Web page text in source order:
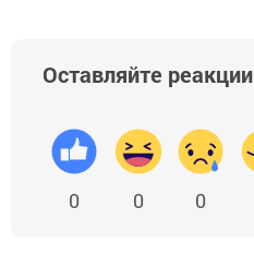
Оставляйте реакции
0 0 0